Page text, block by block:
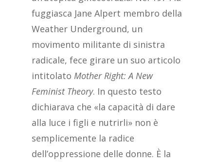
fuggiasca Jane Alpert membro della
Weather Underground, un
movimento militante di sinistra
radicale, fece girare un suo articolo
intitolato Mother Right: A New
Feminist Theory. In questo testo
dichiarava che «la capacità di dare
alla luce i figli e nutrirli» non è
semplicemente la radice
dell’oppressione delle donne. È la